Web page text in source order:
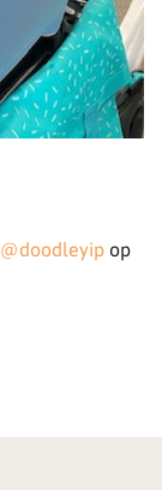
@doodleyip op